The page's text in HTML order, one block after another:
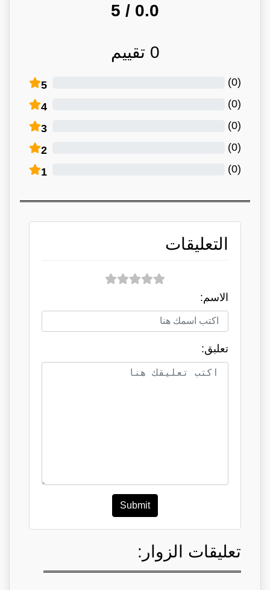
0.0
/ 5
0 تقييم
5 (
0
)
4 (
0
)
3 (
0
)
2 (
0
)
1 (
0
)
التعليقات
الاسم:
تعلبق:
Submit
تعليقات الزوار: